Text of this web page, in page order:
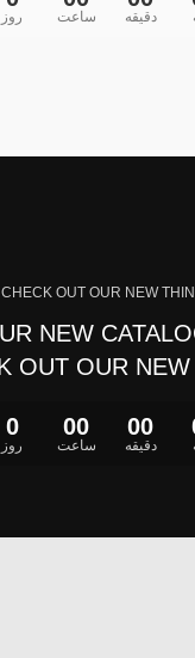
روز ساعت دقیقه
CHECK OUT OUR NEW
NEW
OUT OUR
0
روز
00
ساعت
00
دقیقه